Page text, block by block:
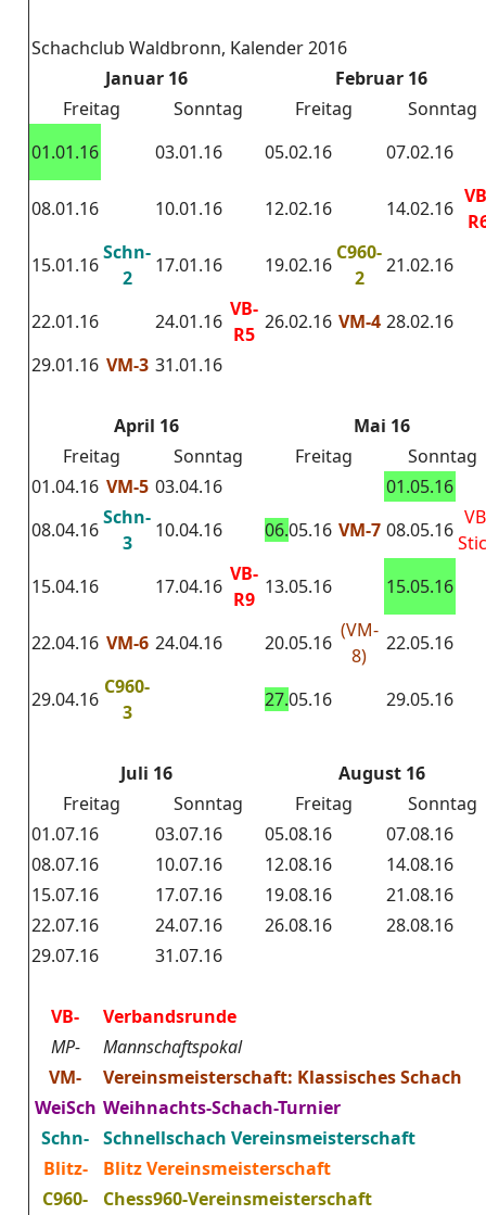
Schachclub Waldbronn, Kalender 2016
Januar 16
Februar 16
Freitag
Sonntag Freitag
Sonntag
01.01.16
03.01.16 05.02.16 07.02.16
08.01.16 10.01.16 12.02.16 14.02.16
15.01.16
Schn-
2
17.01.16 19.02.16
C960-
2
21.02.16
22.01.16 24.01.16
VB-
R5
26.02.16 VM-4 28.02.16
29.01.16 VM-3 31.01.16
April 16
Mai 16
Freitag
Sonntag Freitag
Sonntag
01.04.16 VM-5 03.04.16
01.05.16
08.04.16
Schn-
3
10.04.16 06.05.16 VM-7 08.05.16
15.04.16
17.04.16
VB-
R9
13.05.16 15.05.16
22.04.16 VM-6 24.04.16 20.05.16
(VM-
8)
22.05.16
29.04.16
C960-
3
27.05.16 29.05.16
Juli 16
August 16
Freitag
Sonntag Freitag
Sonntag
01.07.16
03.07.16 05.08.16
07.08.16
08.07.16
10.07.16 12.08.16
14.08.16
15.07.16
17.07.16 19.08.16
21.08.16
22.07.16
24.07.16 26.08.16
28.08.16
29.07.16
31.07.16
VB-
Verbandsrunde
MP-
Mannschaftspokal
VM-
Vereinsmeisterschaft: Klassisches Schach
WeiSch Weihnachts-Schach-Turnier
Schn-
Schnellschach Vereinsmeisterschaft
Blitz-
Blitz Vereinsmeisterschaft
C960-
Chess960-Vereinsmeisterschaft